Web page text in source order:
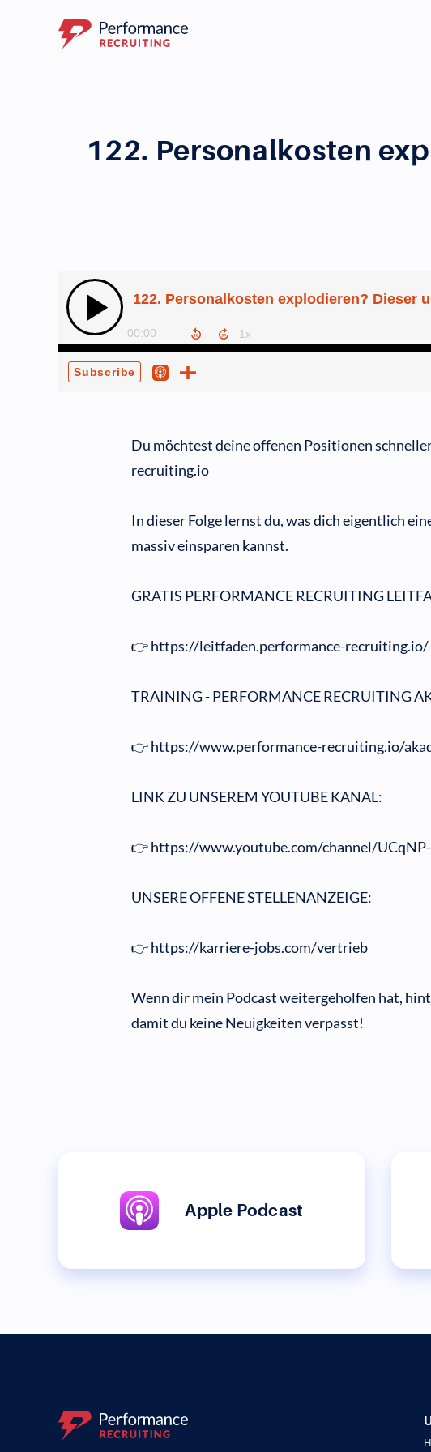
122. Personalkosten
Du möchtest deine offenen Positionen
recruiting.io
In dieser Folge lernst du, was dich eigentlich
massiv einsparen kannst.
GRATIS PERFORMANCE RECRUITING
👉 https://leitfaden.performance-recruiting.io/
TRAINING - PERFORMANCE RECRUITING
👉 https://www.performance-recruiting.io/
LINK ZU UNSEREM YOUTUBE KANAL:
👉 https://www.youtube.com/channel/
UNSERE OFFENE STELLENANZEIGE:
👉 https://karriere-jobs.com/vertrieb
Wenn dir mein Podcast weitergeholfen hat,
damit du keine Neuigkeiten verpasst!
Apple Podcast